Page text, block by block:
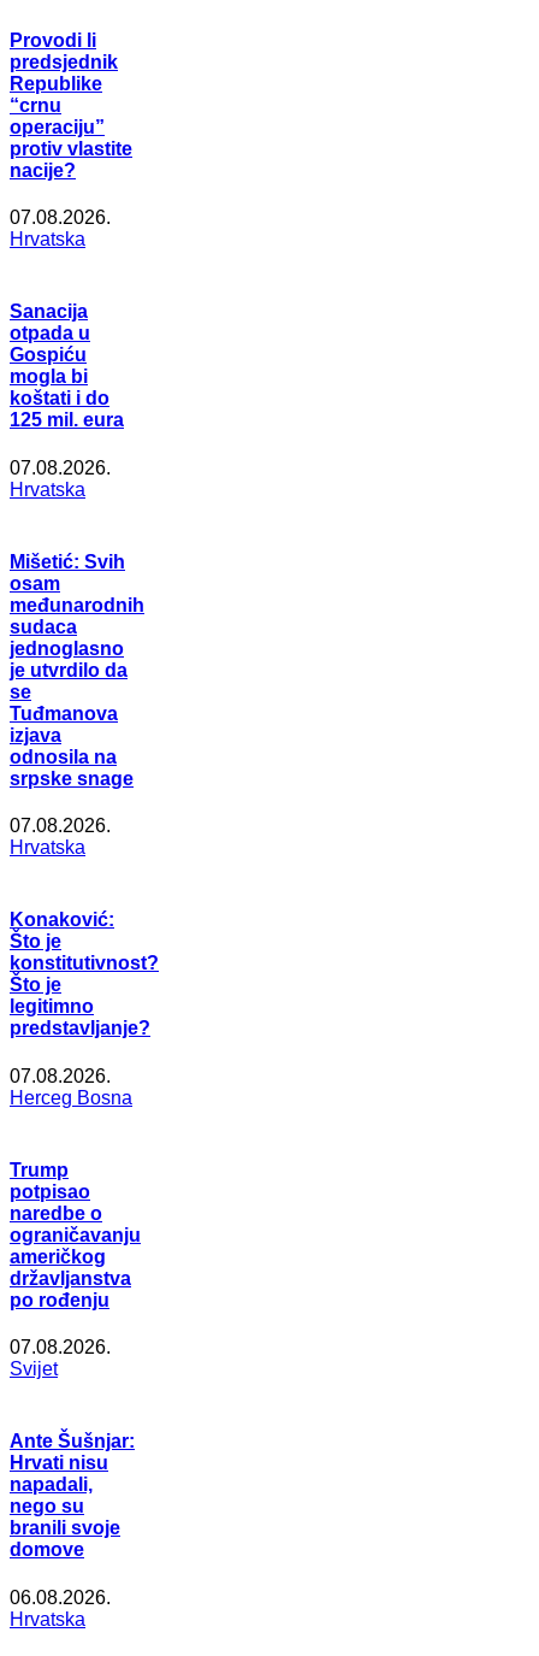
Provodi li
predsjednik
Republike
“crnu
operaciju”
protiv vlastite
nacije?
07.08.2026.
Hrvatska
Sanacija
otpada u
Gospiću
mogla bi
koštati i do
125 mil. eura
07.08.2026.
Hrvatska
Mišetić: Svih
osam
međunarodnih
sudaca
jednoglasno
je utvrdilo da
se
Tuđmanova
izjava
odnosila na
srpske snage
07.08.2026.
Hrvatska
Konaković:
Što je
konstitutivnost?
Što je
legitimno
predstavljanje?
07.08.2026.
Herceg Bosna
Trump
potpisao
naredbe o
ograničavanju
američkog
državljanstva
po rođenju
07.08.2026.
Svijet
Ante Šušnjar:
Hrvati nisu
napadali,
nego su
branili svoje
domove
06.08.2026.
Hrvatska